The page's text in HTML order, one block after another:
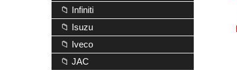
📁 Infiniti
📁 Isuzu
📁 Iveco
📁 JAC